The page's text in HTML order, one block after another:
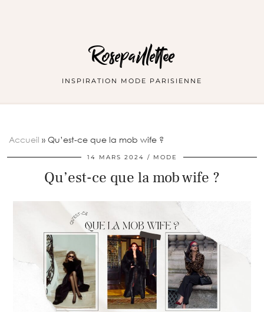
Rosepaillettee
INSPIRATION MODE PARISIENNE
Accueil » Qu’est-ce que la mob wife ?
14 MARS 2024 MODE
Qu’est-ce que la mob wife ?